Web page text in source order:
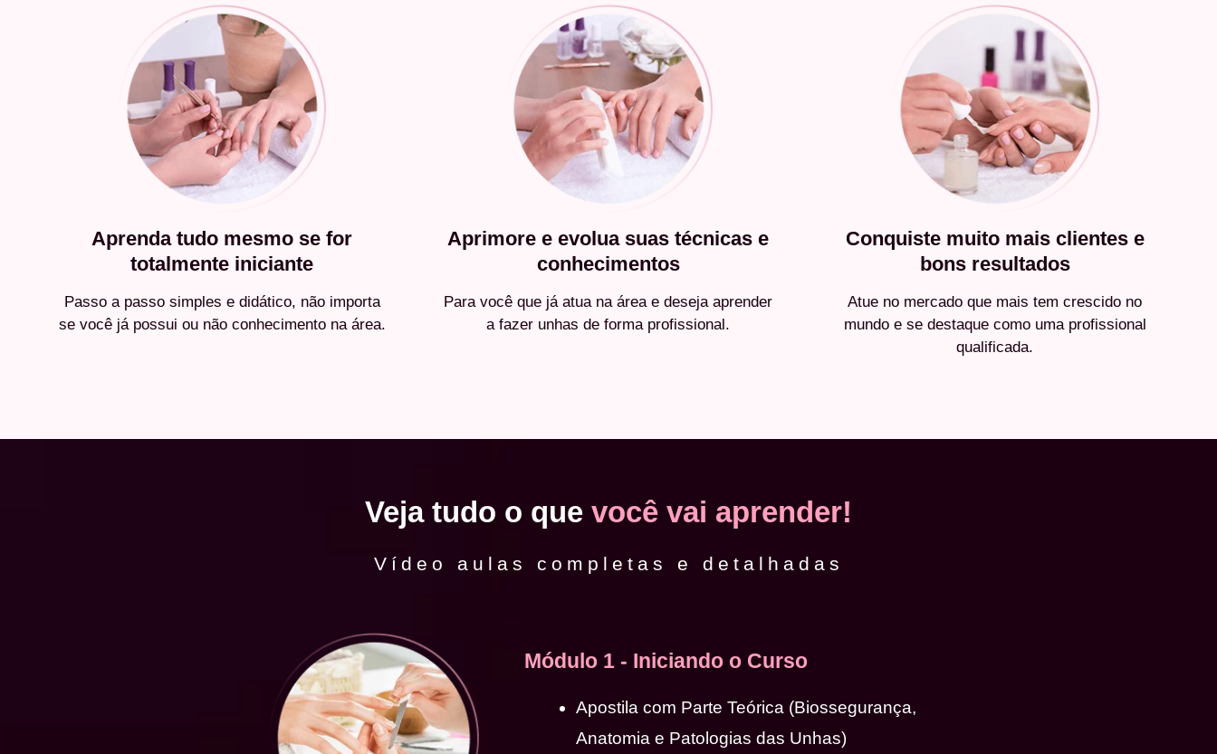
Aprenda tudo mesmo se for
totalmente iniciante
Passo a passo simples e didático, não importa
se você já possui ou não conhecimento na área.
Aprimore e evolua suas técnicas e
conhecimentos
Para você que já atua na área e deseja aprender
a fazer unhas de forma profissional.
Conquiste muito mais clientes e
bons resultados
Atue no mercado que mais tem crescido no
mundo e se destaque como uma profissional
qualificada.
Veja tudo o que você vai aprender!
Vídeo aulas completas e detalhadas
Módulo 1 - Iniciando o Curso
Apostila com Parte Teórica (Biossegurança,
Anatomia e Patologias das Unhas)